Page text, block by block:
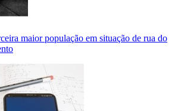
maior população em situação de rua do